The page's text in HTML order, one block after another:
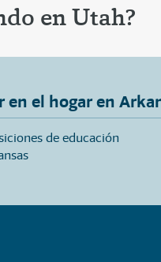
en Utah?
en el hogar en
de educación